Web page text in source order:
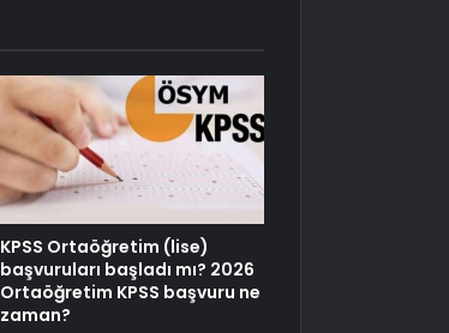
KPSS Ortaöğretim (lise)
başvuruları başladı mı? 2026
Ortaöğretim KPSS başvuru ne
zaman?